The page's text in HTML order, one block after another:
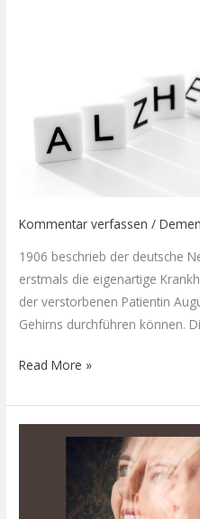
Kommentar verfassen /
1906 beschrieb der deutsche
erstmals die eigenartige
der verstorbenen Patientin
Gehirns durchführen können.
Read More »